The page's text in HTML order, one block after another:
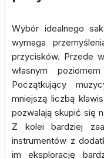
Wybór idealnego
wymaga
przycisków. Przede
własnym
Początkujący
mniejszą liczbą
pozwalają skupić się
Z kolei bardziej
instrumentów z
im eksplorację